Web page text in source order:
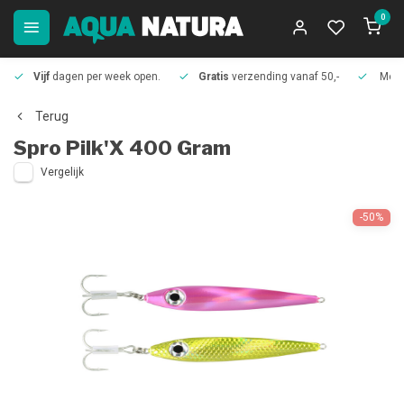
0
Vijf dagen per week open. Gratis verzending vanaf 50,-
Terug
Spro Pilk'X 400 Gram
Vergelijk
-50%